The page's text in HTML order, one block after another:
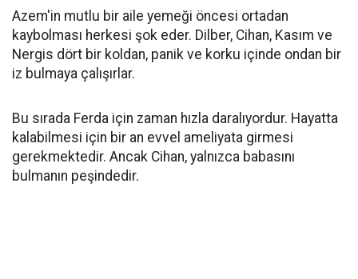
Azem'in mutlu bir aile yemeği öncesi ortadan
kaybolması herkesi şok eder. Dilber, Cihan, Kasım ve
Nergis dört bir koldan, panik ve korku içinde ondan bir
iz bulmaya çalışırlar.
Bu sırada Ferda için zaman hızla daralıyordur. Hayatta
kalabilmesi için bir an evvel ameliyata girmesi
gerekmektedir. Ancak Cihan, yalnızca babasını
bulmanın peşindedir.